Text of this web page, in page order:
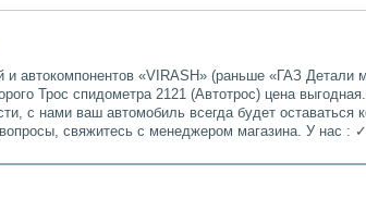
и автокомпонентов «VIRASH» (раньше «ГАЗ
Трос спидометра 2121 (Автотрос) цена
с нами ваш автомобиль всегда будет
вопросы, свяжитесь с менеджером магазина. У